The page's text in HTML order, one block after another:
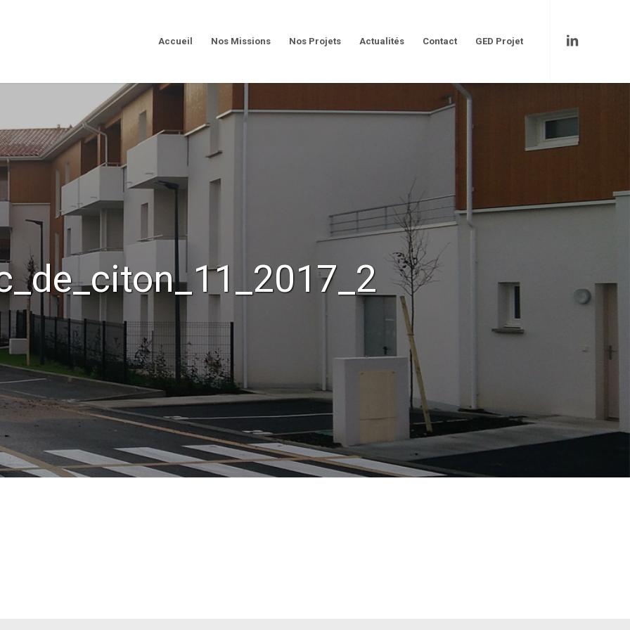
Accueil Nos Missions Nos Projets Actualités Contact GED Projet